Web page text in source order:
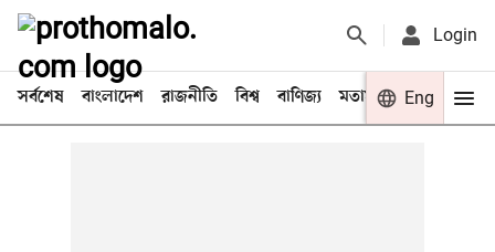
Login
সর্বশেষ বাংলাদেশ রাজনীতি বিশ্ব বাণিজ্য মতামত খেলা
Eng